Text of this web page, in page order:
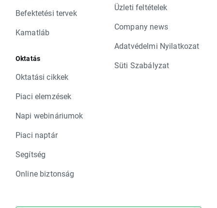
Befektetési tervek
Kamatláb
Oktatás
Oktatási cikkek
Piaci elemzések
Napi webináriumok
Piaci naptár
Segítség
Online biztonság
Üzleti feltételek
Company news
Adatvédelmi Nyilatkozat
Süti Szabályzat